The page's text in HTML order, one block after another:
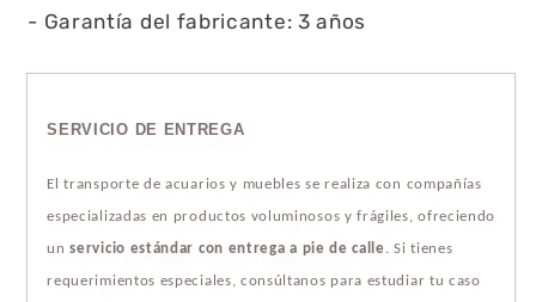
- Garantía del fabricante: 3 años
SERVICIO DE ENTREGA
El transporte de acuarios y muebles se realiza con compañías
especializadas en productos voluminosos y frágiles, ofreciendo
unservicio estándar con entrega a pie de calle . Si tienes
requerimientos especiales, consúltanos para estudiar tu caso